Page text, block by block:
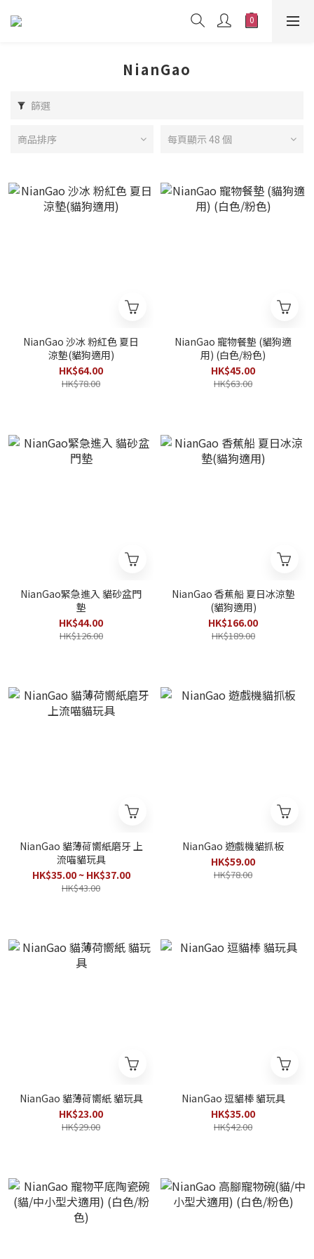
NianGao
篩選
商品排序 每頁顯示 48 個
NianGao 沙冰 粉紅色 夏日
涼墊(貓狗適用)
HK$64.00
HK$78.00
NianGao 寵物餐墊 (貓狗適
用) (白色/粉色)
HK$45.00
HK$63.00
NianGao緊急進入 貓砂盆門
墊
HK$44.00
HK$126.00
NianGao 香蕉船 夏日冰涼墊
(貓狗適用)
HK$166.00
HK$189.00
NianGao 貓薄荷嚮紙磨牙 上
流喵貓玩具
HK$35.00 ~ HK$37.00
HK$43.00
NianGao 遊戲機貓抓板
HK$59.00
HK$78.00
NianGao 貓薄荷嚮紙 貓玩具
HK$23.00
HK$29.00
NianGao 逗貓棒 貓玩具
HK$35.00
HK$42.00